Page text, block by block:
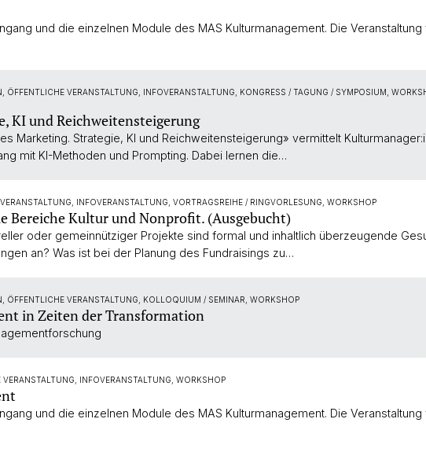
und die einzelnen Module des MAS Kulturmanagement. Die Veranstaltung
ÖFFENTLICHE VERANSTALTUNG, INFOVERANSTALTUNG, KONGRESS / TAGUNG / SYMPOSIUM,
KI und Reichweitensteigerung
Marketing. Strategie, KI und Reichweitensteigerung» vermittelt
mit KI-Methoden und Prompting. Dabei lernen die…
INFOVERANSTALTUNG, VORTRAGSREIHE / RINGVORLESUNG, WORKSHOP
Bereiche Kultur und Nonprofit. (Ausgebucht)
oder gemeinnütziger Projekte sind formal und inhaltlich überzeugende
an? Was ist bei der Planung des Fundraisings zu…
ÖFFENTLICHE VERANSTALTUNG, KOLLOQUIUM / SEMINAR, WORKSHOP
in Zeiten der Transformation
INFOVERANSTALTUNG, WORKSHOP
und die einzelnen Module des MAS Kulturmanagement. Die Veranstaltung